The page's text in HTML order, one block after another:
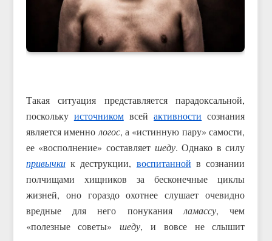
Такая ситуация представляется парадоксальной,
поскольку источникомвсейактивности сознания
является именно логос, а «истинную пару» самости,
ее «восполнение» составляет шеду. Однако в силу
привычкик деструкции, воспитанной в сознании
полчищами хищников за бесконечные циклы
жизней, оно гораздо охотнее слушает очевидно
вредные для него понуканияламассу, чем
«полезные советы»шеду, и вовсе не слышит